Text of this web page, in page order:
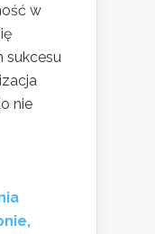
w
sukcesu
nie